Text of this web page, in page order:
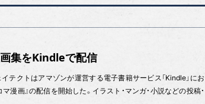
集をKindleで配信
テクトはアマゾンが運営する電子書籍サービス「Kindle」にお
漫画』の配信を開始した。イラスト・マンガ・小説などの投稿・